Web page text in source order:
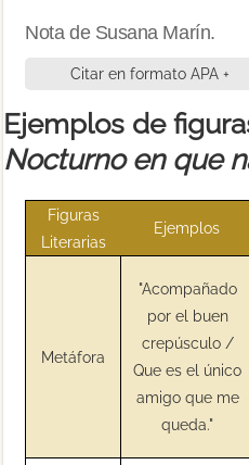
Nota de Susana Marín.
Citar en formato APA +
Ejemplos de
Nocturno en que
Figuras
Literarias
Ejemplos
Metáfora
"Acompañado
por el buen
crepúsculo /
Que es el único
amigo que me
queda."